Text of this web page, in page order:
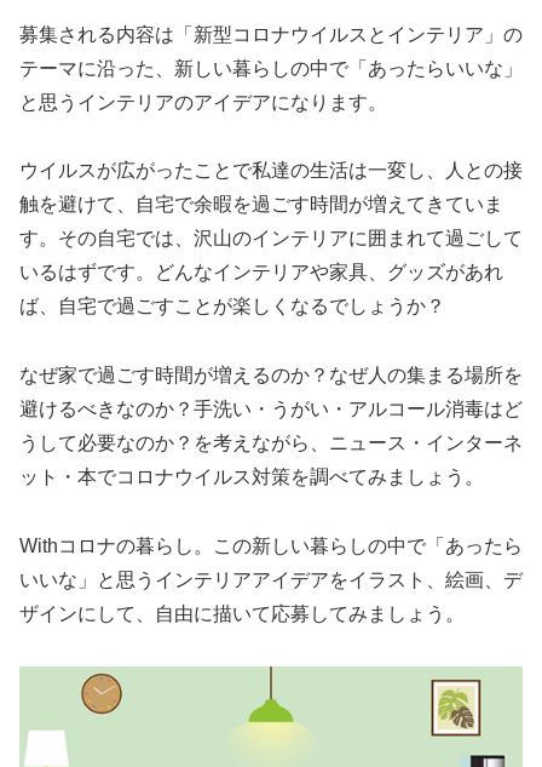
募集される内容は「新型コロナウイルスとインテリア」の
テーマに沿った、新しい暮らしの中で「あったらいいな」
と思うインテリアのアイデアになります。
ウイルスが広がったことで私達の生活は一変し、人との接
触を避けて、自宅で余暇を過ごす時間が増えてきていま
す。その自宅では、沢山のインテリアに囲まれて過ごして
いるはずです。どんなインテリアや家具、グッズがあれ
ば、自宅で過ごすことが楽しくなるでしょうか？
なぜ家で過ごす時間が増えるのか？なぜ人の集まる場所を
避けるべきなのか？手洗い・うがい・アルコール消毒はど
うして必要なのか？を考えながら、ニュース・インターネ
ット・本でコロナウイルス対策を調べてみましょう。
Withコロナの暮らし。この新しい暮らしの中で「あったら
いいな」と思うインテリアアイデアをイラスト、絵画、デ
ザインにして、自由に描いて応募してみましょう。